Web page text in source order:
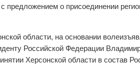
предложением о присоединении
области, на основании
Российской Федерации
Херсонской области в состав